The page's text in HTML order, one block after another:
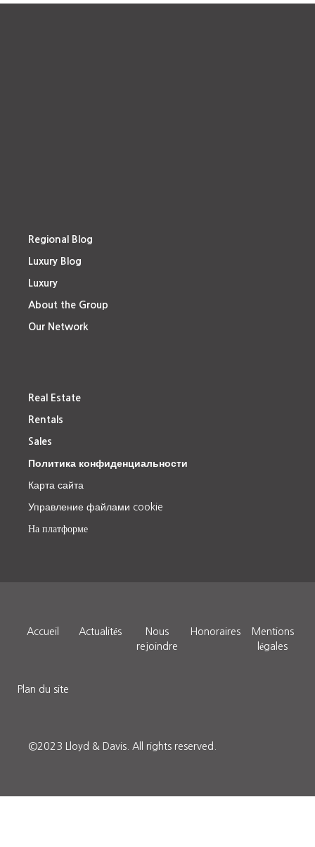
Regional Blog
Luxury Blog
Luxury
About the Group
Our Network
Real Estate
Rentals
Sales
Политика конфиденциальности
Карта сайта
Управление файлами cookie
На платформе
Accueil Actualités
Nous
rejoindre
Honoraires
Mentions
légales
Plan du site
©2023 Lloyd & Davis. All rights reserved.